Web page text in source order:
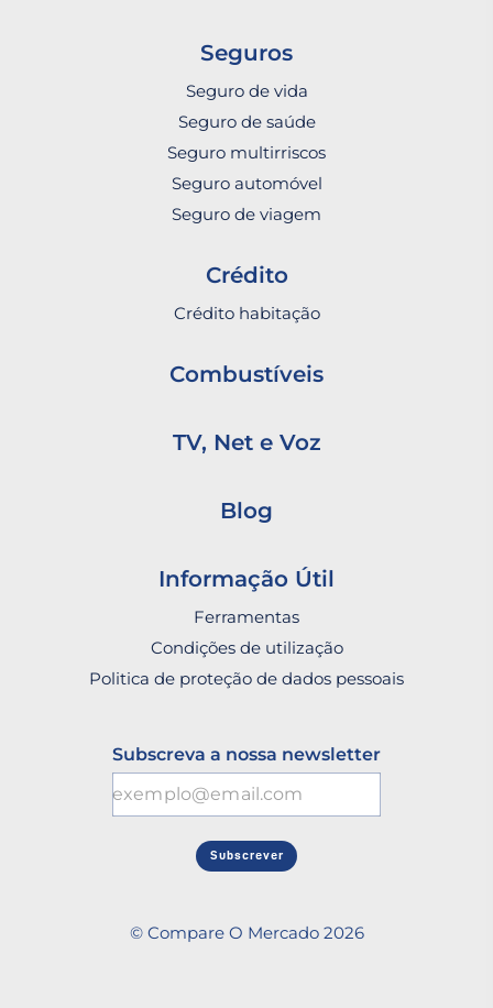
Seguros
Seguro de vida
Seguro de saúde
Seguro multirriscos
Seguro automóvel
Seguro de viagem
Crédito
Crédito habitação
Combustíveis
TV, Net e Voz
Blog
Informação Útil
Ferramentas
Condições de utilização
Politica de proteção de dados pessoais
Subscreva a nossa newsletter
Subscrever
© Compare O Mercado 2026